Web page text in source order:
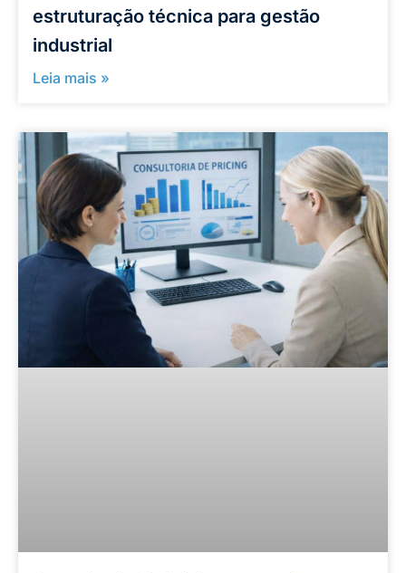
estruturação técnica para gestão
industrial
Leia mais »